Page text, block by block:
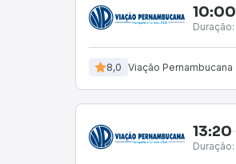
10:00
Duração:
8,0 Viação Pernambucana
13:20
Duração: